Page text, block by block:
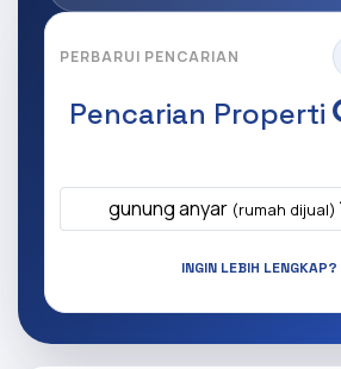
PERBARUI PENCARIAN
Pencarian Properti
gunung anyar (rumah dijual)
INGIN LEBIH LENGKAP?